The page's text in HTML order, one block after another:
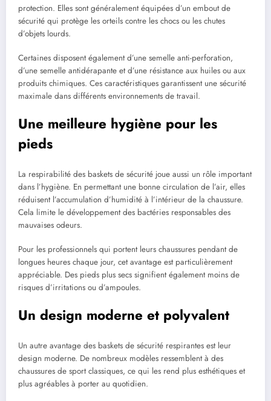
protection. Elles sont généralement équipées d’un embout de
sécurité qui protège les orteils contre les chocs ou les chutes
d’objets lourds.
Certaines disposent également d’une semelle anti-perforation,
d’une semelle antidérapante et d’une résistance aux huiles ou aux
produits chimiques. Ces caractéristiques garantissent une sécurité
maximale dans différents environnements de travail.
Une meilleure hygiène pour les
pieds
La respirabilité des baskets de sécurité joue aussi un rôle important
dans l’hygiène. En permettant une bonne circulation de l’air, elles
réduisent l’accumulation d’humidité à l’intérieur de la chaussure.
Cela limite le développement des bactéries responsables des
mauvaises odeurs.
Pour les professionnels qui portent leurs chaussures pendant de
longues heures chaque jour, cet avantage est particulièrement
appréciable. Des pieds plus secs signifient également moins de
risques d’irritations ou d’ampoules.
Un design moderne et polyvalent
Un autre avantage des baskets de sécurité respirantes est leur
design moderne. De nombreux modèles ressemblent à des
chaussures de sport classiques, ce qui les rend plus esthétiques et
plus agréables à porter au quotidien.